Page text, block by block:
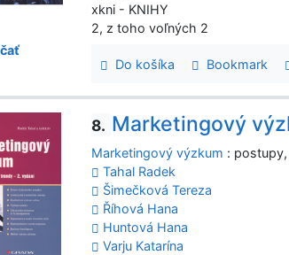
xkni - KNIHY
2, z toho voľných 2
Do košíka Bookmark
8. Marketingový
Marketingový výzkum :
Tahal Radek
Šimečková Tereza
Říhová Hana
Huntová Hana
Varju Katarína